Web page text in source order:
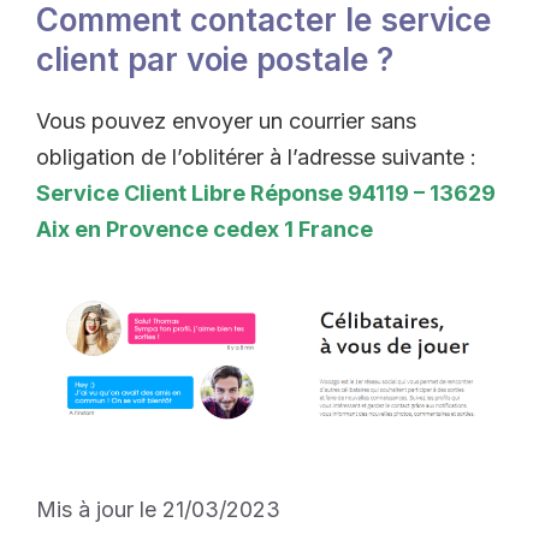
Comment contacter le service
client par voie postale ?
Vous pouvez envoyer un courrier sans
obligation de l’oblitérer à l’adresse suivante :
Service Client Libre Réponse 94119 – 13629
Aix en Provence cedex 1 France
Mis à jour le 21/03/2023